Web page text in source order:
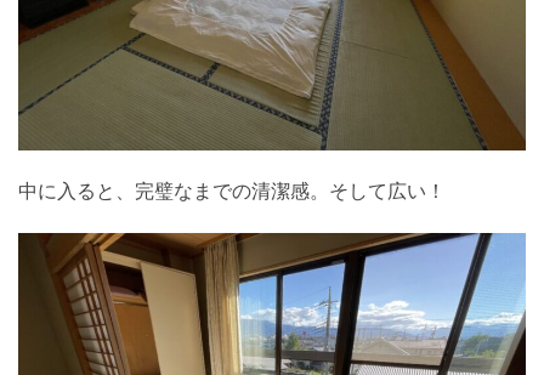
中に入ると、完璧なまでの清潔感。そして広い！